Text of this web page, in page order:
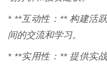
* **互动性：** 构建活
间的交流和学习。
* **实用性：** 提供实